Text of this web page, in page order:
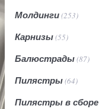
Молдинги(253)
Карнизы(55)
Балюстрады(87)
Пилястры(64)
Пилястры в сборе